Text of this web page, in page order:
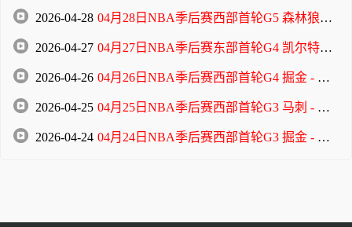
2026-04-28 04月28日NBA季后赛西部首轮G5 森林狼 - 掘金 全场录像
2026-04-27 04月27日NBA季后赛东部首轮G4 凯尔特人 - 76人 全场录像
2026-04-26 04月26日NBA季后赛西部首轮G4 掘金 - 森林狼 全场录像
2026-04-25 04月25日NBA季后赛西部首轮G3 马刺 - 开拓者 全场录像
2026-04-24 04月24日NBA季后赛西部首轮G3 掘金 - 森林狼 全场录像